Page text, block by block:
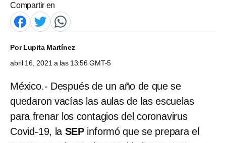
Compartir en
PorLupita Martínez
abril 16, 2021 a las 13:56 GMT-5
México.- Después de un año de que se
quedaron vacías las aulas de las escuelas
para frenar los contagios del coronavirus
Covid-19, la SEP informó que se prepara el